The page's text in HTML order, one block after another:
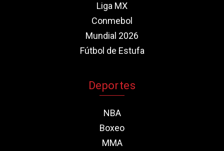
Liga MX
Conmebol
Mundial 2026
Fútbol de Estufa
Deportes
NBA
Boxeo
MMA